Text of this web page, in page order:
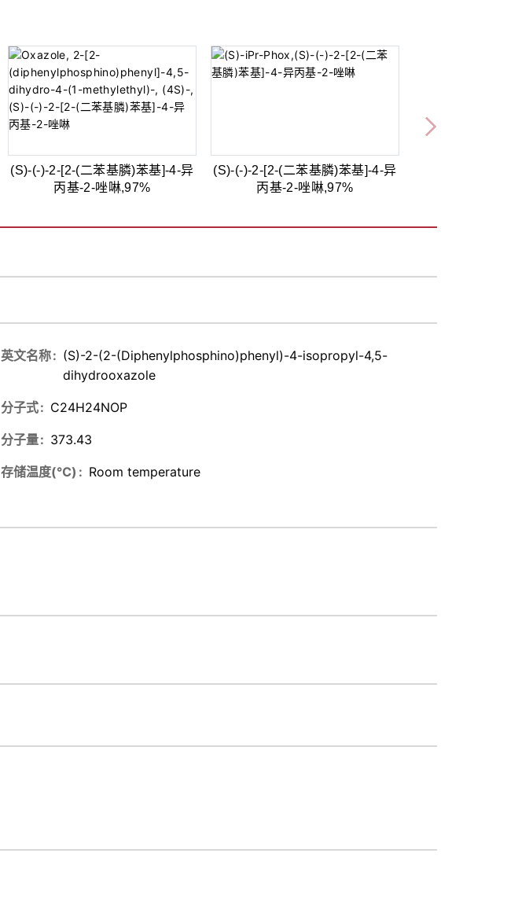
(S)-(-)-2-[2-(二苯基膦)苯基]-4-异
丙基-2-唑啉,97%
(S)-(-)-2-[2-(二苯基膦)苯基]-4-异
丙基-2-唑啉,97%
英文名称
(S)-2-(2-(Diphenylphosphino)phenyl)-4-isopropyl-4,5-
dihydrooxazole
分子式 C24H24NOP
分子量 373.43
存储温度(℃) Room temperature